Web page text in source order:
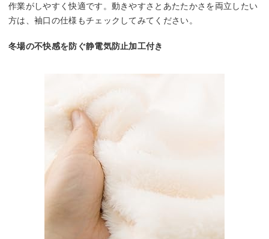
作業がしやすく快適です。動きやすさとあたたかさを両立したい
方は、袖口の仕様もチェックしてみてください。
冬場の不快感を防ぐ静電気防止加工付き